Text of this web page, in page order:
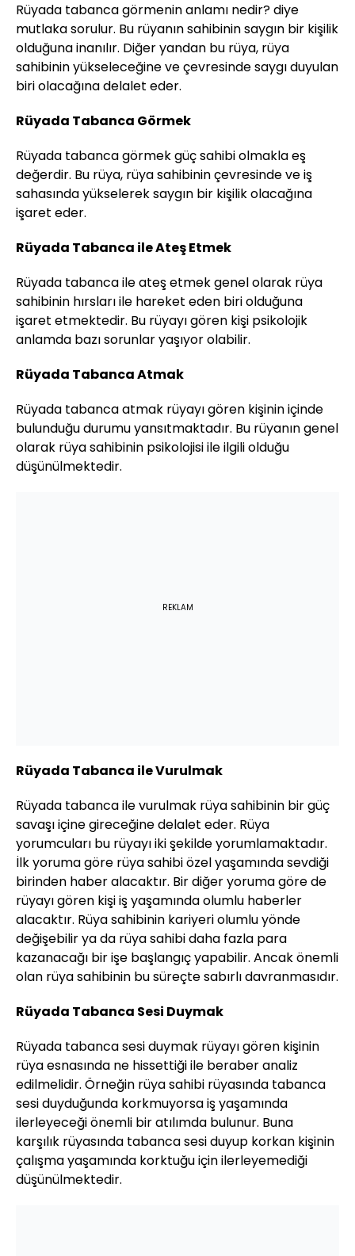
Rüyada tabanca görmenin anlamı nedir? diye
mutlaka sorulur. Bu rüyanın sahibinin saygın bir kişilik
olduğuna inanılır. Diğer yandan bu rüya, rüya
sahibinin yükseleceğine ve çevresinde saygı duyulan
biri olacağına delalet eder.
Rüyada Tabanca Görmek
Rüyada tabanca görmek güç sahibi olmakla eş
değerdir. Bu rüya, rüya sahibinin çevresinde ve iş
sahasında yükselerek saygın bir kişilik olacağına
işaret eder.
Rüyada Tabanca ile Ateş Etmek
Rüyada tabanca ile ateş etmek genel olarak rüya
sahibinin hırsları ile hareket eden biri olduğuna
işaret etmektedir. Bu rüyayı gören kişi psikolojik
anlamda bazı sorunlar yaşıyor olabilir.
Rüyada Tabanca Atmak
Rüyada tabanca atmak rüyayı gören kişinin içinde
bulunduğu durumu yansıtmaktadır. Bu rüyanın genel
olarak rüya sahibinin psikolojisi ile ilgili olduğu
düşünülmektedir.
REKLAM
Rüyada Tabanca ile Vurulmak
Rüyada tabanca ile vurulmak rüya sahibinin bir güç
savaşı içine gireceğine delalet eder. Rüya
yorumcuları bu rüyayı iki şekilde yorumlamaktadır.
İlk yoruma göre rüya sahibi özel yaşamında sevdiği
birinden haber alacaktır. Bir diğer yoruma göre de
rüyayı gören kişi iş yaşamında olumlu haberler
alacaktır. Rüya sahibinin kariyeri olumlu yönde
değişebilir ya da rüya sahibi daha fazla para
kazanacağı bir işe başlangıç yapabilir. Ancak önemli
olan rüya sahibinin bu süreçte sabırlı davranmasıdır.
Rüyada Tabanca Sesi Duymak
Rüyada tabanca sesi duymak rüyayı gören kişinin
rüya esnasında ne hissettiği ile beraber analiz
edilmelidir. Örneğin rüya sahibi rüyasında tabanca
sesi duyduğunda korkmuyorsa iş yaşamında
ilerleyeceği önemli bir atılımda bulunur. Buna
karşılık rüyasında tabanca sesi duyup korkan kişinin
çalışma yaşamında korktuğu için ilerleyemediği
düşünülmektedir.